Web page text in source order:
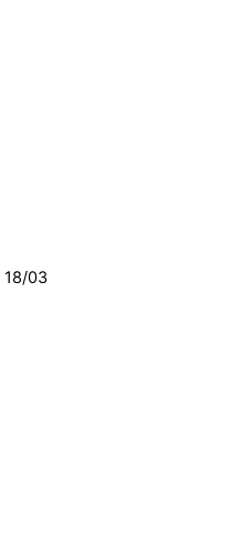
18/03